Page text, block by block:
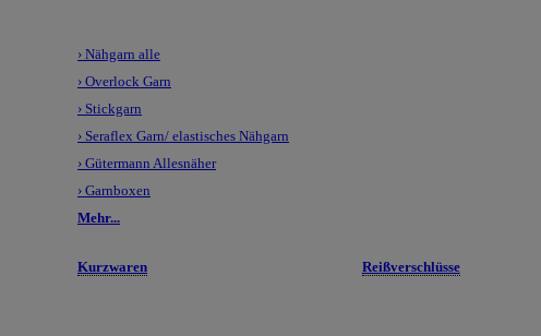
› Nähgarn alle
› Overlock Garn
› Stickgarn
› Seraflex Garn/ elastisches Nähgarn
› Gütermann Allesnäher
› Garnboxen
Mehr...
Kurzwaren Reißverschlüsse